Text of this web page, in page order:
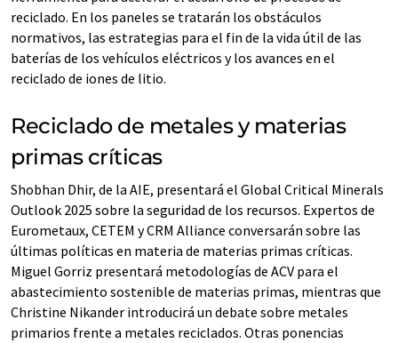
reciclado. En los paneles se tratarán los obstáculos
normativos, las estrategias para el fin de la vida útil de las
baterías de los vehículos eléctricos y los avances en el
reciclado de iones de litio.
Reciclado de metales y materias
primas críticas
Shobhan Dhir, de la AIE, presentará el Global Critical Minerals
Outlook 2025 sobre la seguridad de los recursos. Expertos de
Eurometaux, CETEM y CRM Alliance conversarán sobre las
últimas políticas en materia de materias primas críticas.
Miguel Gorriz presentará metodologías de ACV para el
abastecimiento sostenible de materias primas, mientras que
Christine Nikander introducirá un debate sobre metales
primarios frente a metales reciclados. Otras ponencias